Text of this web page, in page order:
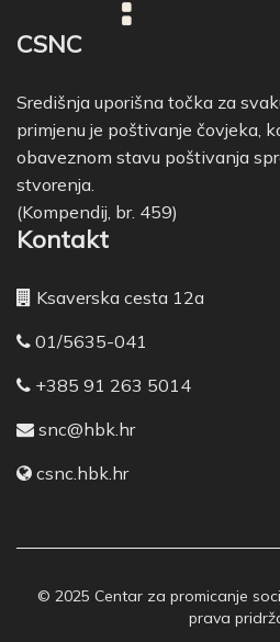
CSNC
Središnja uporišna točka za
primjenu je poštivanje čovjeka,
obaveznom stavu poštivanja
stvorenja.
(Kompendij, br. 459)
Kontakt
Ksaverska cesta 12a
01/5635-041
+385 91 263 5014
snc@hbk.hr
csnc.hbk.hr
© 2025 Centar za promicanje
prava